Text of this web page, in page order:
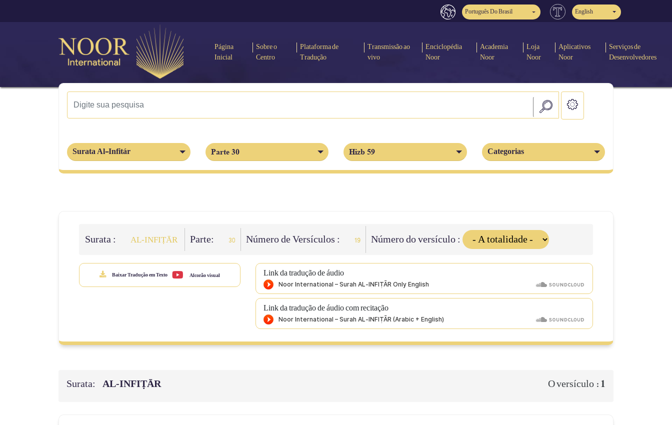
Português Do Brasil English
Página
Inicial
Sobre o
Centro
Plataforma de
Tradução
Transmissão ao
vivo
Enciclopédia
Noor
Academia
Noor
Loja
Noor
Aplicativos
Noor
Serviços de
Desenvolvedores
Surata Al-Infitár Parte 30 Hizb 59 Categorias
Surata : AL‑INFIṬĀR Parte: 30 Número de Versículos : 19 Número do versículo :
Baixar Tradução em Texto Alcorão visual Link da tradução de áudio
Link da tradução de áudio com recitação
Surata: AL‑INFIṬĀR O versículo : 1